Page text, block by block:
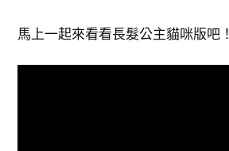
馬上一起來看看長髮公主貓咪版吧！